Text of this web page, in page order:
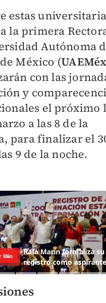
estas
la primera
Autónoma
México (UAEMéx
con las
y
el próximo
a las 8 de la
para finalizar el
9 de la noche.